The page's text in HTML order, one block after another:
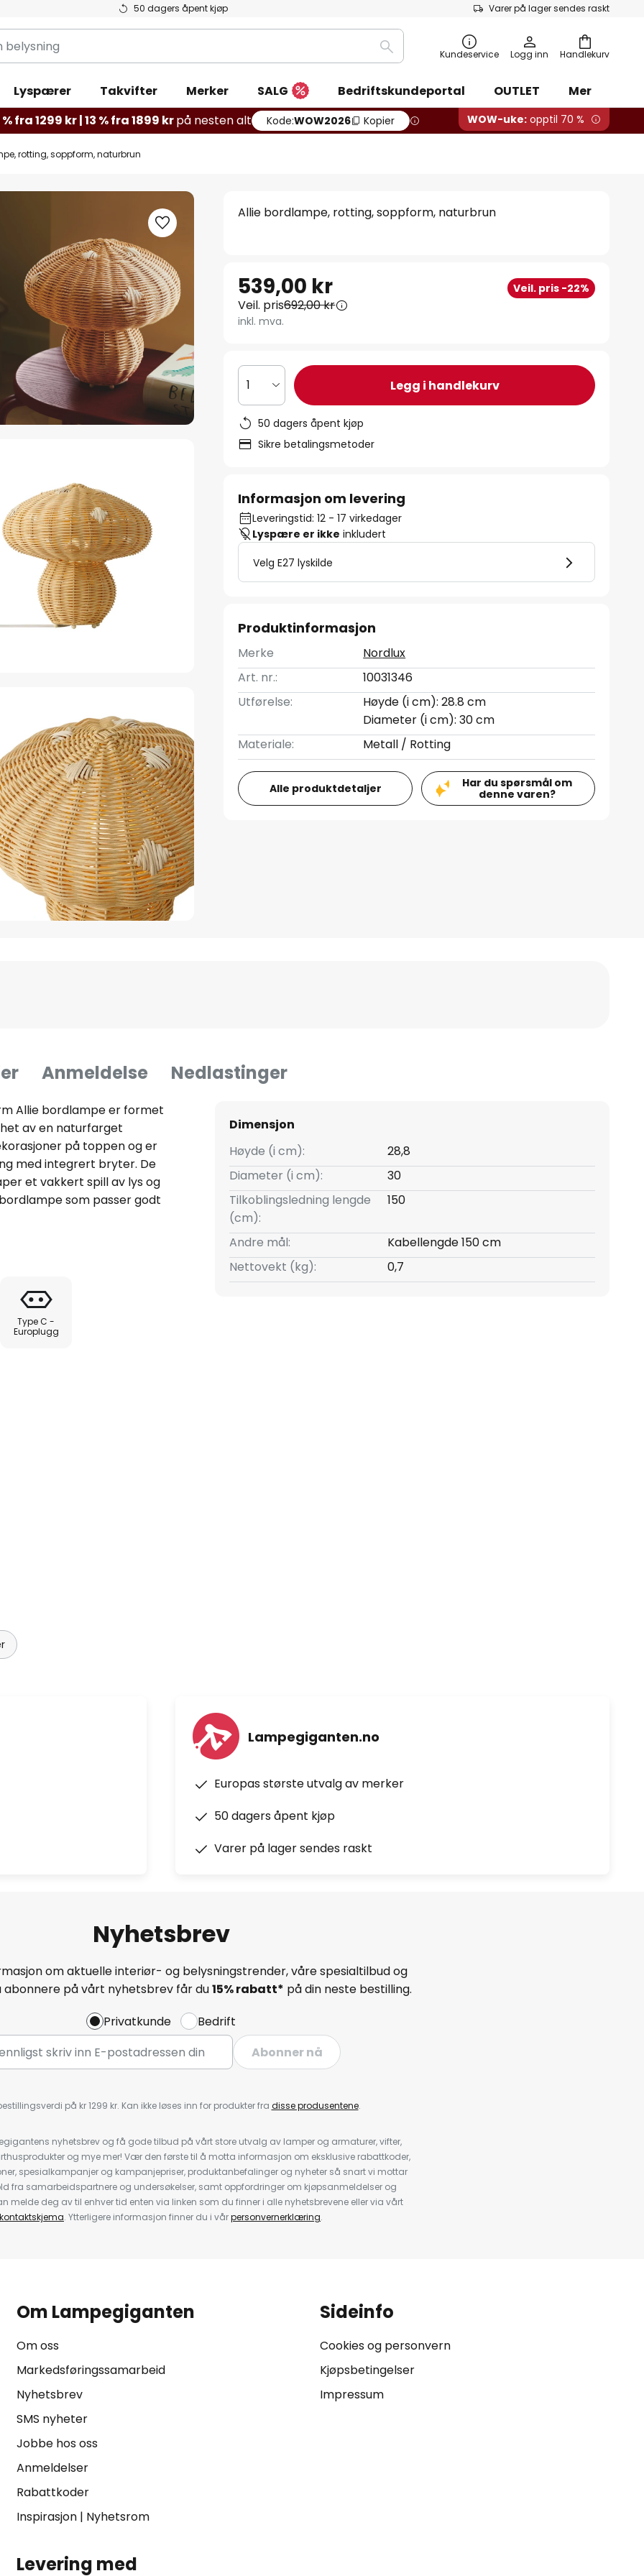
50 dagers åpent kjøp Varer på lager sendes raskt
Handlekurv
Søk Kundeservice Logg inn
Lyspærer Takvifter Merker SALG Bedriftskundeportal OUTLET
Mer
fra 1299 kr | 13 % fra 1899 krpå nesten alt Kode:WOW2026 Kopier WOW-uke: opptil 70 %
rotting, soppform, naturbrun
Allie bordlampe, rotting, soppform, naturbrun
539,00 kr Veil. pris -22%
Veil. pris692,00 kr
inkl. mva.
1 Legg i handlekurv
50 dagers åpent kjøp
Sikre betalingsmetoder
Informasjon om levering
Leveringstid: 12 - 17 virkedager
Lyspære er ikke inkludert
Velg E27 lyskilde
Produktinformasjon
Merke
Nordlux
Art. nr.:
10031346
Utførelse:
Høyde (i cm): 28.8 cm
Diameter (i cm): 30 cm
Materiale:
Metall / Rotting
Alle produktdetaljer
Har du spørsmål om
denne varen?
Anmeldelse Nedlastinger
Allie bordlampe er formet
av en naturfarget
på toppen og er
med integrert bryter. De
et vakkert spill av lys og
som passer godt
og den er også ideell til
Type C -
Europlugg
Dimensjon
Høyde (i cm):
28,8
Diameter (i cm):
30
Tilkoblingsledning lengde
(cm):
150
Andre mål:
Kabellengde 150 cm
Nettovekt (kg):
0,7
Lampegiganten.no
Europas største utvalg av merker
50 dagers åpent kjøp
Varer på lager sendes raskt
Nyhetsbrev
om aktuelle interiør- og belysningstrender, våre spesialtilbud og
abonnere på vårt nyhetsbrev får du15% rabatt* på din neste bestilling.
Privatkunde
Bedrift
Abonner nå
på kr 1299 kr. Kan ikke løses inn for produkter fra disse produsentene.
nyhetsbrev og få gode tilbud på vårt store utvalg av lamper og armaturer, vifter,
og mye mer! Vær den første til å motta informasjon om eksklusive rabattkoder,
spesialkampanjer og kampanjepriser, produktanbefalinger og nyheter så snart vi mottar
fra samarbeidspartnere og undersøkelser, samt oppfordringer om kjøpsanmeldelser og
melde deg av til enhver tid enten via linken som du finner i alle nyhetsbrevene eller via vårt
kontaktskjema. Ytterligere informasjon finner du i vårpersonvernerklæring.
Om Lampegiganten
Om oss
Markedsføringssamarbeid
Nyhetsbrev
SMS nyheter
Jobbe hos oss
Anmeldelser
Rabattkoder
Inspirasjon| Nyhetsrom
Sideinfo
Cookies og personvern
Kjøpsbetingelser
Impressum
Levering med